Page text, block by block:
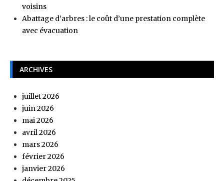
voisins
Abattage d’arbres : le coût d’une prestation complète
avec évacuation
ARCHIVES
juillet 2026
juin 2026
mai 2026
avril 2026
mars 2026
février 2026
janvier 2026